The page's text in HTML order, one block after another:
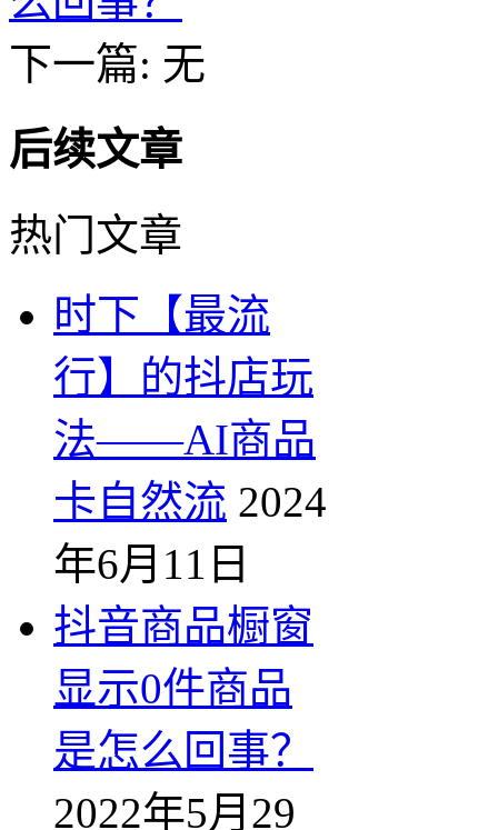
下一篇: 无
后续文章
热门文章
时下【最流
行】的抖店玩
法——AI商品
卡自然流 2024
年6月11日
抖音商品橱窗
显示0件商品
是怎么回事？
2022年5月29